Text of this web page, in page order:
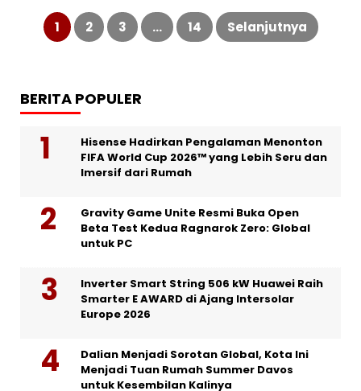
Paginasi
pos
1 2 3 … 14 Selanjutnya
BERITA POPULER
Hisense Hadirkan Pengalaman Menonton
FIFA World Cup 2026™ yang Lebih Seru dan
Imersif dari Rumah
Gravity Game Unite Resmi Buka Open
Beta Test Kedua Ragnarok Zero: Global
untuk PC
Inverter Smart String 506 kW Huawei Raih
Smarter E AWARD di Ajang Intersolar
Europe 2026
Dalian Menjadi Sorotan Global, Kota Ini
Menjadi Tuan Rumah Summer Davos
untuk Kesembilan Kalinya